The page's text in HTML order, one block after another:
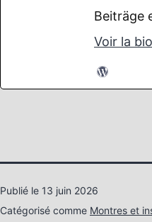
Beiträge
Voir la
Publié le 13 juin 2026
Catégorisé comme Montres et